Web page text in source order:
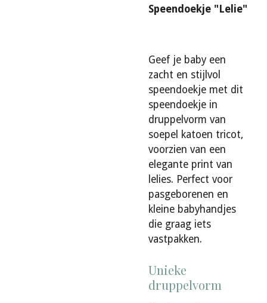
Speendoekje "Lelie"
Geef je baby een
zacht en stijlvol
speendoekje met dit
speendoekje in
druppelvorm van
soepel katoen tricot,
voorzien van een
elegante print van
lelies. Perfect voor
pasgeborenen en
kleine babyhandjes
die graag iets
vastpakken.
Unieke
druppelvorm